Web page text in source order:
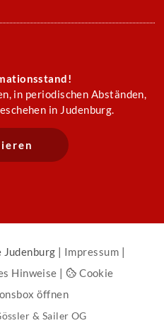
in periodischen Abständen,
in Judenburg.
| Impressum |
Hinweise |
Cookie
öffnen
& Sailer OG